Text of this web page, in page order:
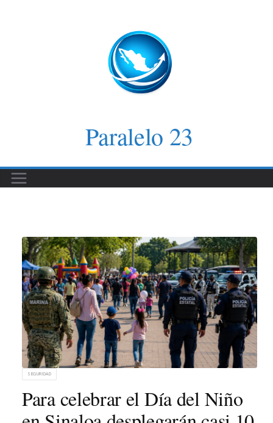
Paralelo 23
SEGURIDAD
Para celebrar el Día del Niño